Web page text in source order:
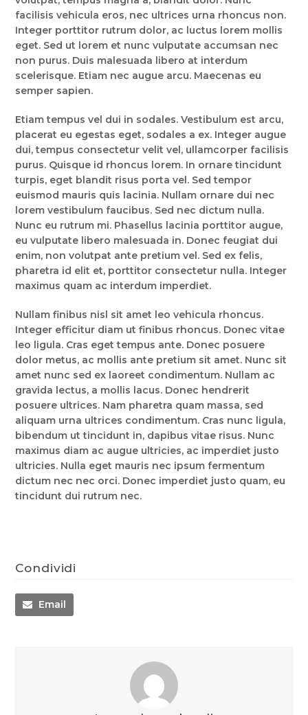
facilisis vehicula eros, nec ultrices urna rhoncus non.
Integer porttitor rutrum dolor, ac luctus lorem mollis
eget. Sed ut lorem et nunc vulputate accumsan nec
non purus. Duis malesuada libero at interdum
scelerisque. Etiam nec augue arcu. Maecenas eu
semper sapien.
Etiam tempus vel dui in sodales. Vestibulum est arcu,
placerat eu egestas eget, sodales a ex. Integer augue
dui, tempus consectetur velit vel, ullamcorper facilisis
purus. Quisque id rhoncus lorem. In ornare tincidunt
turpis, eget blandit risus porta vel. Sed tempor
euismod mauris quis lacinia. Nullam ornare dui nec
lorem vestibulum faucibus. Sed nec dictum nulla.
Nunc eu rutrum mi. Phasellus lacinia porttitor augue,
eu vulputate libero malesuada in. Donec feugiat dui
enim, non volutpat ante pretium vel. Sed ex felis,
pharetra id elit et, porttitor consectetur nulla. Integer
maximus quam ac interdum imperdiet.
Nullam finibus nisl sit amet leo vehicula rhoncus.
Integer efficitur diam ut finibus rhoncus. Donec vitae
leo ligula. Cras eget tempus ante. Donec posuere
dolor metus, ac mollis ante pretium sit amet. Nunc sit
amet nunc sed ex laoreet condimentum. Nullam ac
gravida lectus, a mollis lacus. Donec hendrerit
posuere ultrices. Nam pharetra quam massa, sed
aliquam urna ultrices condimentum. Cras nunc ligula,
bibendum ut tincidunt in, dapibus vitae risus. Nunc
maximus diam ac augue ultricies, ac imperdiet justo
ultricies. Nulla eget mauris nec ipsum fermentum
dictum nec nec orci. Donec imperdiet justo quam, eu
tincidunt dui rutrum nec.
Condividi
Email